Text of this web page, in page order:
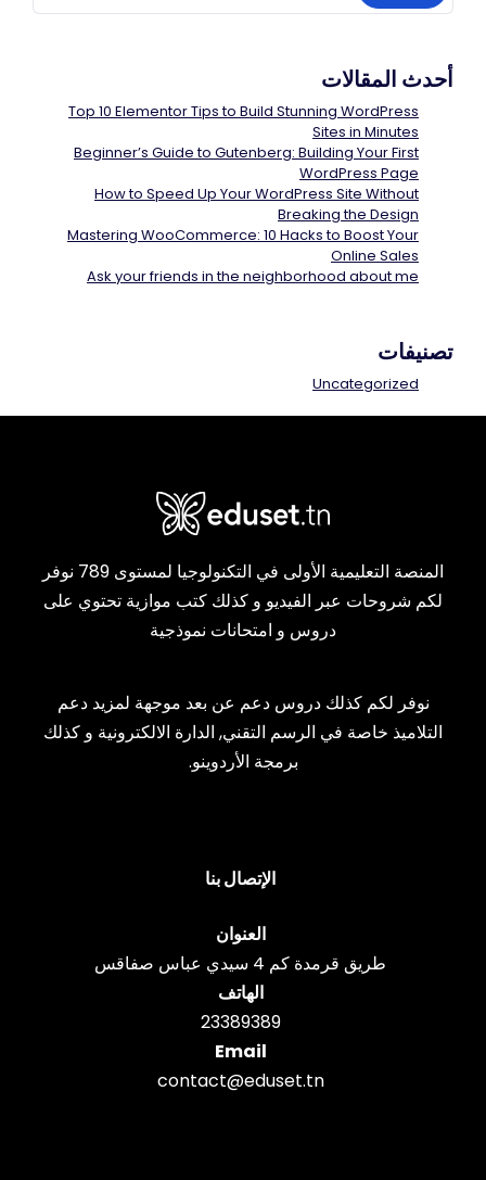
أحدث المقالات
Top 10 Elementor Tips to Build Stunning WordPress
Sites in Minutes
Beginner’s Guide to Gutenberg: Building Your First
WordPress Page
How to Speed Up Your WordPress Site Without
Breaking the Design
Mastering WooCommerce: 10 Hacks to Boost Your
Online Sales
Ask your friends in the neighborhood about me
تصنيفات
Uncategorized
المنصة التعليمية الأولى في التكنولوجيا لمستوى 789 نوفر
لكم شروحات عبر الفيديو و كذلك كتب موازية تحتوي على
دروس و امتحانات نموذجية
نوفر لكم كذلك دروس دعم عن بعد موجهة لمزيد دعم
التلاميذ خاصة في الرسم التقني, الدارة الالكترونية و كذلك
برمجة الأردوينو.
الإتصال بنا
العنوان
طريق قرمدة كم 4 سيدي عباس صفاقس
الهاتف
23389389
Email
contact@eduset.tn